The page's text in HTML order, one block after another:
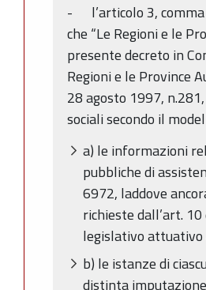
- l’articolo 3, comma
che “Le Regioni e le
presente decreto in
Regioni e le Province
28 agosto 1997,
sociali secondo il
a) le informazioni
pubbliche di
6972, laddove
richieste dall’art.
legislativo attuativo
b) le istanze di
distinta